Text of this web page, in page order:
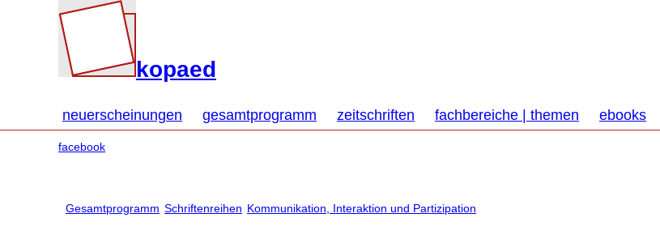
kopaed
neuerscheinungen gesamtprogramm zeitschriften fachbereiche | themen ebooks
facebook
Gesamtprogramm Schriftenreihen Kommunikation, Interaktion und Partizipation